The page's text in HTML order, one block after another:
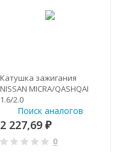
Катушка зажигания
NISSAN MICRA/QASHQAI
1.6/2.0
Поиск аналогов
2 227,69 ₽
0